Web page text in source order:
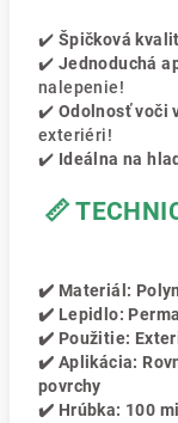
✔️ Špičková
✔️ Jednoduchá
nalepenie!
✔️ Odolnosť voči
exteriéri!
✔️ Ideálna na
📏
✔️ Materiál:
✔️ Lepidlo:
✔️ Použitie:
✔️ Aplikácia:
povrchy
✔️ Hrúbka: 100